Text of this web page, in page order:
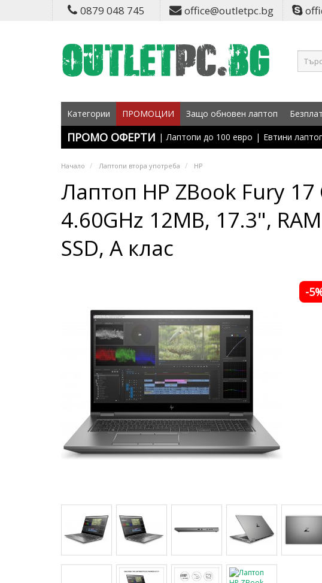
0879 048 745 office@outletpc.bg
Категории ПРОМОЦИИ Защо обновен лаптоп
ПРОМО ОФЕРТИ | Лаптопи до 100 евро | Евтини
Начало Лаптопи втора употреба HP
Лаптоп HP ZBook Fury
4.60GHz 12MB, 17.3",
SSD, A клас
-